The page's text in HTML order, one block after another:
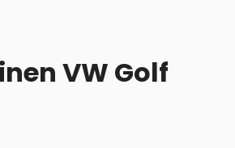
VW Golf